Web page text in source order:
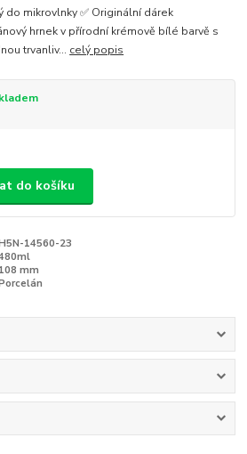
do mikrovlnky ✅ Originální dárek
hrnek v přírodní krémově bílé barvě s
trvanliv... celý popis
do košíku
14560-23
108 mm